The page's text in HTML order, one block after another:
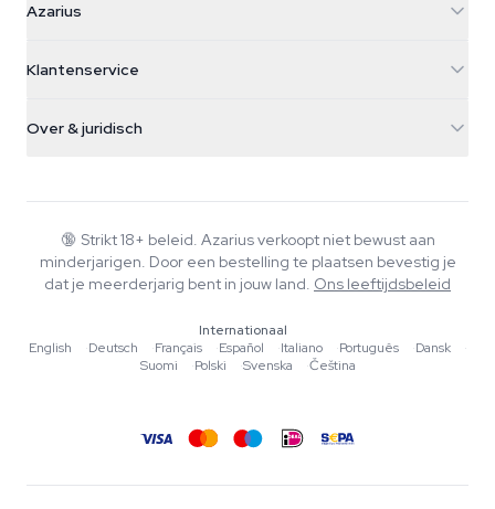
Galvaniweg 11
Nederland
+31(0)204897914
Azarius
Smokeshop
Klantenservice
Retourbeleid
Veelgestelde vragen
Privacybeleid
Over & juridisch
Wiki
Muziek
Redactionele normen
Tools & Calculators
🔞 Strikt 18+ beleid. Azarius verkoopt niet bewust aan
minderjarigen. Door een bestelling te plaatsen bevestig je
dat je meerderjarig bent in jouw land. Ons leeftijdsbeleid
Internationaal
English
·Deutsch ·Français ·Español ·Italiano ·Português ·Dansk
·
Suomi
·Polski ·Svenska ·Čeština